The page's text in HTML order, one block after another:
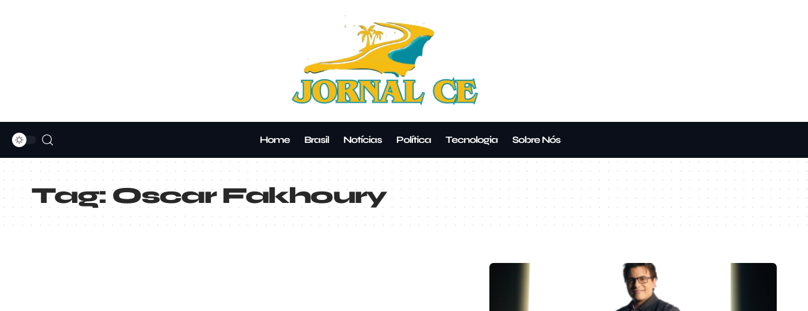
Home Brasil Notícias Política Tecnologia Sobre Nós
Tag: Oscar Fakhoury